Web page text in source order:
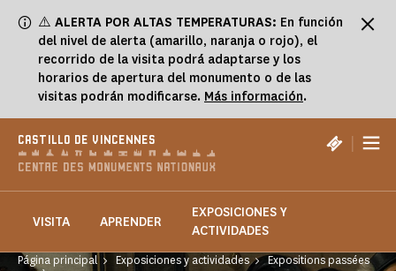
⚠️ ALERTA POR ALTAS TEMPERATURAS: En función
del nivel de alerta (amarillo, naranja o rojo), el
recorrido de la visita podrá adaptarse y los
horarios de apertura del monumento o de las
visitas podrán modificarse. Más información.
CASTILLO DE VINCENNES |
VISITA APRENDER
EXPOSICIONES Y
ACTIVIDADES
Página principal Exposiciones y actividades
Expositions passées